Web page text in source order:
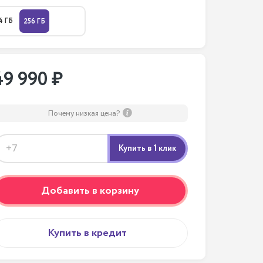
ГБ 256 ГБ
990 ₽
Почему низкая цена?
Добавить в корзину
Купить в кредит